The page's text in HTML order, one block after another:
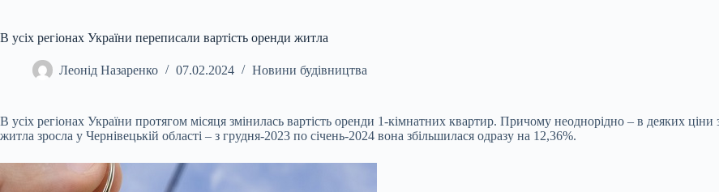
В усіх регіонах України переписали вартість оренди житла
Леонід Назаренко 07.02.2024 Новини будівництва
В усіх регіонах України протягом місяця змінилась вартість оренди 1-кімнатних квартир. Причому неоднорідно – в деяких
житла зросла у Чернівецькій області – з грудня-2023 по січень-2024 вона збільшилася одразу на 12,36%.